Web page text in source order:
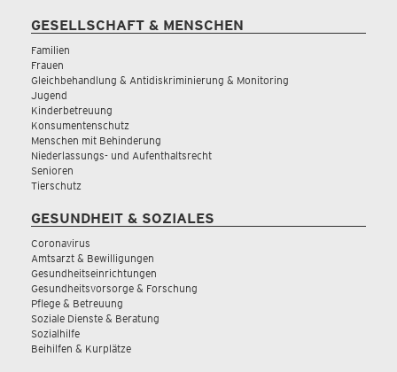
GESELLSCHAFT & MENSCHEN
Familien
Frauen
Gleichbehandlung & Antidiskriminierung & Monitoring
Jugend
Kinderbetreuung
Konsumentenschutz
Menschen mit Behinderung
Niederlassungs- und Aufenthaltsrecht
Senioren
Tierschutz
GESUNDHEIT & SOZIALES
Coronavirus
Amtsarzt & Bewilligungen
Gesundheitseinrichtungen
Gesundheitsvorsorge & Forschung
Pflege & Betreuung
Soziale Dienste & Beratung
Sozialhilfe
Beihilfen & Kurplätze